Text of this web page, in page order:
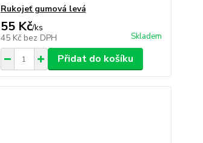
Rukojeť gumová levá
55 Kč/ks
45 Kč bez DPH Skladem
Přidat do košíku